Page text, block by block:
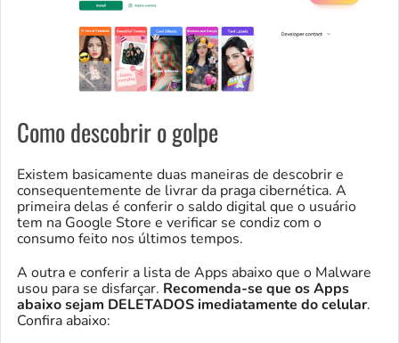
Como descobrir o golpe
Existem basicamente duas maneiras de descobrir e
consequentemente de livrar da praga cibernética. A
primeira delas é conferir o saldo digital que o usuário
tem na Google Store e verificar se condiz com o
consumo feito nos últimos tempos.
A outra e conferir a lista de Apps abaixo que o Malware
usou para se disfarçar. Recomenda-se que os Apps
abaixo sejam DELETADOS imediatamente do celular.
Confira abaixo: